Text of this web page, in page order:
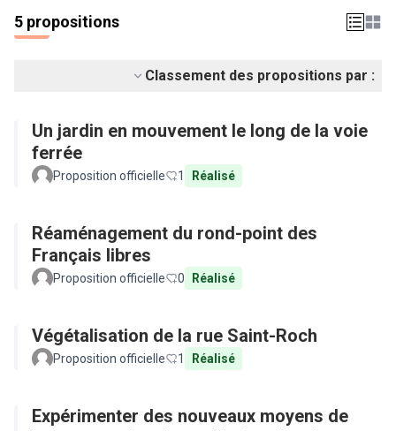
5 propositions
Classement des propositions par :
Un jardin en mouvement le long de la voie
ferrée
Proposition officielle 1 Réalisé
Réaménagement du rond-point des
Français libres
Proposition officielle 0 Réalisé
Végétalisation de la rue Saint-Roch
Proposition officielle 1 Réalisé
Expérimenter des nouveaux moyens de